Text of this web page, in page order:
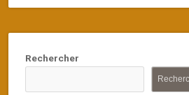
Rechercher